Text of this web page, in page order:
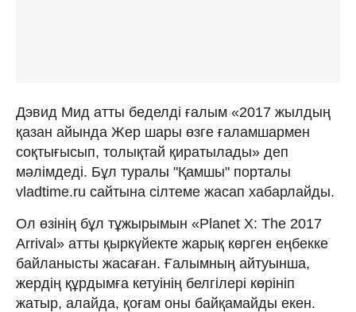
Дэвид Мид атты беделді ғалым «2017 жылдың
қазан айында Жер шары өзге ғаламшармен
соқтығысып, толықтай қиратылады» деп
мәлімдеді. Бұл туралы "Қамшы" порталы
vladtime.ru сайтына сілтеме жасап хабарлайды.
Ол өзінің бұл тұжырымын «Planet X: The 2017
Arrival» атты қыркүйекте жарық көрген еңбекке
байланысты жасаған. Ғалымның айтуынша,
жердің құрдымға кетуінің белгілері көрініп
жатыр, алайда, қоғам оны байқамайды екен.